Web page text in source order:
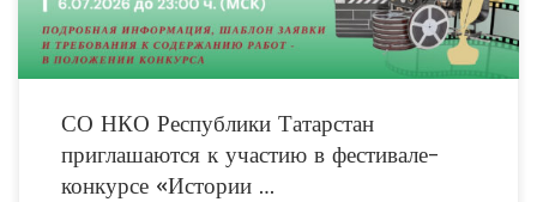
СО НКО Республики Татарстан
приглашаются к участию в фестивале-
конкурсе «Истории …